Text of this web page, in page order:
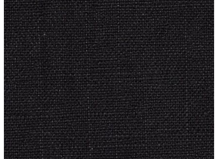
Kaban
ERKEK
ERKEK
Jean Pantolon
Pantolon
Sweatshirt
Gömlek
Ceket
Eşofman Altı
T-shirt
Polo K.Kol
Hırka
Kazak
Mont
Kaban
Trenchcoat